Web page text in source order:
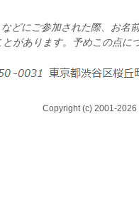
どにご参加された際、お名
とがあります。予めこの点に
Copyright (c) 2001-